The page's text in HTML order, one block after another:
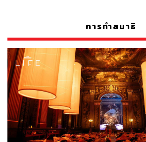
การทำสมาธิ